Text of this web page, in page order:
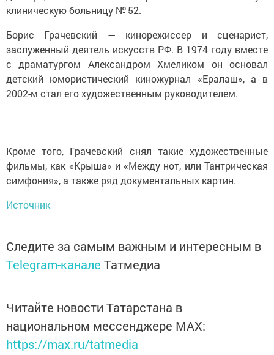
клиническую больницу № 52.
Борис Грачевский — кинорежиссер и сценарист,
заслуженный деятель искусств РФ. В 1974 году вместе
с драматургом Александром Хмеликом он основал
детский юмористический киножурнал «Ералаш», а в
2002-м стал его художественным руководителем.
Кроме того, Грачевский снял такие художественные
фильмы, как «Крыша» и «Между нот, или Тантрическая
симфония», а также ряд документальных картин.
Источник
Следите за самым важным и интересным в
Telegram-канале Татмедиа
Читайте новости Татарстана в
национальном мессенджере MАХ:
https://max.ru/tatmedia